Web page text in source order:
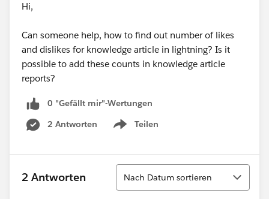
Hi,
Can someone help, how to find out number of likes
and dislikes for knowledge article in lightning? Is it
possible to add these counts in knowledge article
reports?
0 "Gefällt mir"-Wertungen
2 Antworten
Teilen
Show menu
2 Antworten
Sortieren
Nach Datum sortieren